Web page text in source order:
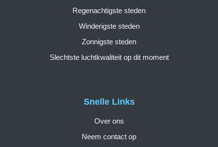
Snelle Links
Over ons
Neem contact op
Regenachtigste steden
Winderigste steden
Zonnigste steden
Slechtste luchtkwaliteit op dit moment